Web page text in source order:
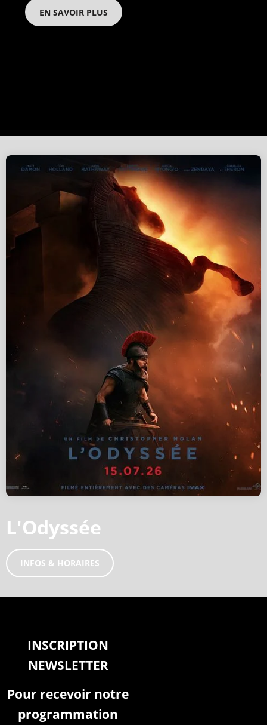
EN SAVOIR PLUS
L'Odyssée
INFOS & HORAIRES
INSCRIPTION
NEWSLETTER
Pour recevoir notre
programmation